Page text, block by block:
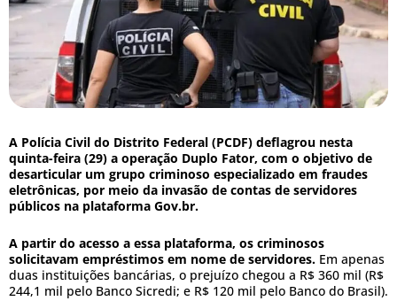
A Polícia Civil do Distrito Federal (PCDF) deflagrou nesta
quinta-feira (29) a operação Duplo Fator, com o objetivo de
desarticular um grupo criminoso especializado em fraudes
eletrônicas, por meio da invasão de contas de servidores
públicos na plataforma Gov.br.
A partir do acesso a essa plataforma, os criminosos
solicitavam empréstimos em nome de servidores. Em apenas
duas instituições bancárias, o prejuízo chegou a R$ 360 mil (R$
244,1 mil pelo Banco Sicredi; e R$ 120 mil pelo Banco do Brasil).